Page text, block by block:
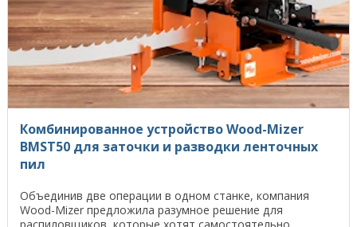
Комбинированное устройство Wood-Mizer
BMST50 для заточки и разводки ленточных
пил
Объединив две операции в одном станке, компания
Wood-Mizer предложила разумное решение для